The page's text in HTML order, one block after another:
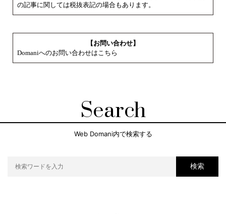
の記事に関しては税抜表記の場合もあります。
【お問い合わせ】
Domaniへのお問い合わせはこちら
Search
Web Domani内で検索する
検索